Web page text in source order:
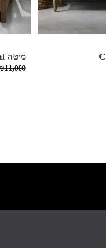
מיטה Natural
11,000